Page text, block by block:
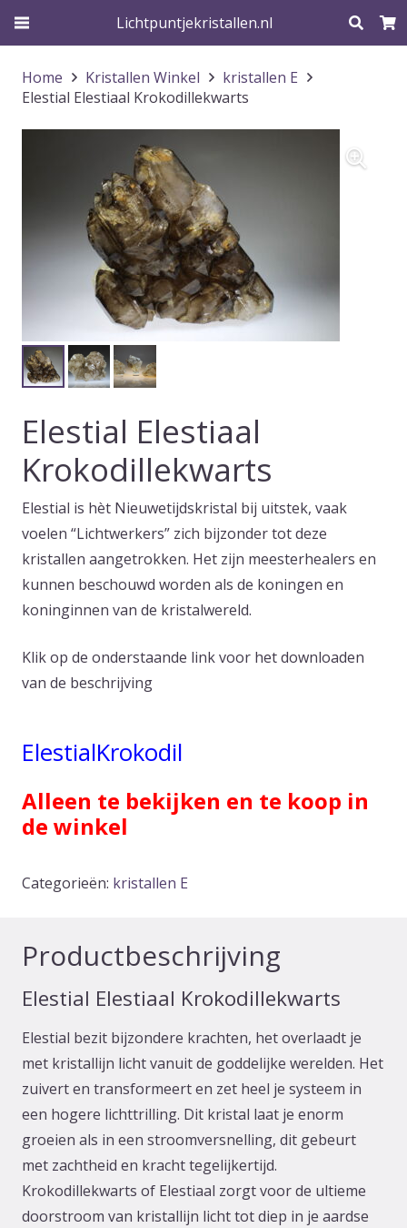
Lichtpuntjekristallen.nl
Home Kristallen Winkel
kristallen E
Elestial Elestiaal Krokodillekwarts
Elestial Elestiaal
Krokodillekwarts
Elestial is hèt Nieuwetijdskristal bij uitstek, vaak
voelen “Lichtwerkers” zich bijzonder tot deze
kristallen aangetrokken. Het zijn meesterhealers en
kunnen beschouwd worden als de koningen en
koninginnen van de kristalwereld.
Klik op de onderstaande link voor het downloaden
van de beschrijving
ElestialKrokodil
Alleen te bekijken en te koop in
de winkel
Categorieën: kristallen E
Productbeschrijving
Elestial Elestiaal Krokodillekwarts
Elestial bezit bijzondere krachten, het overlaadt je
met kristallijn licht vanuit de goddelijke werelden. Het
zuivert en transformeert en zet heel je systeem in
een hogere lichttrilling. Dit kristal laat je enorm
groeien als in een stroomversnelling, dit gebeurt
met zachtheid en kracht tegelijkertijd.
Krokodillekwarts of Elestiaal zorgt voor de ultieme
doorstroom van kristallijn licht tot diep in je aardse